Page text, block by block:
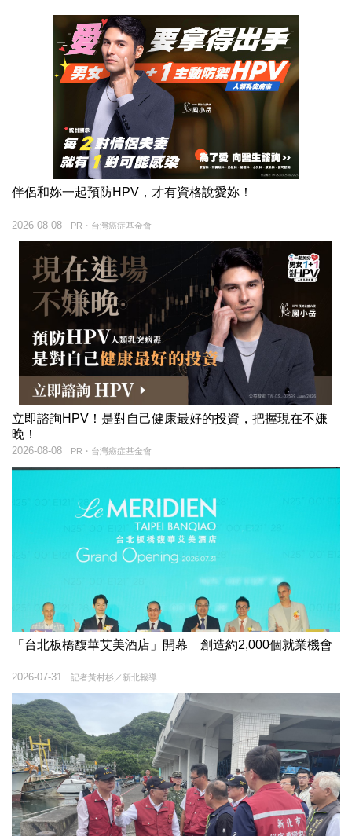
伴侶和妳一起預防HPV，才有資格說愛妳！
PR・台灣癌症基金會
2026-08-08
立即諮詢HPV！是對自己健康最好的投資，把握現在不嫌
晚！
PR・台灣癌症基金會
2026-08-08
「台北板橋馥華艾美酒店」開幕 創造約2,000個就業機會
記者黃村杉／新北報導
2026-07-31